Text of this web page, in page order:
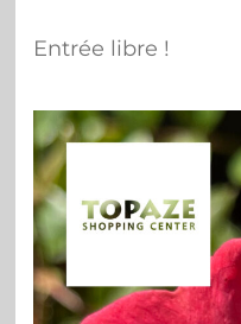
Entrée libre !